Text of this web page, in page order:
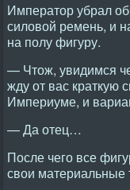
Император убрал
силовой ремень, и
на полу фигуру.
— Чтож, увидимся
жду от вас краткую
Империуме, и
— Да отец…
После чего все
свои материальные